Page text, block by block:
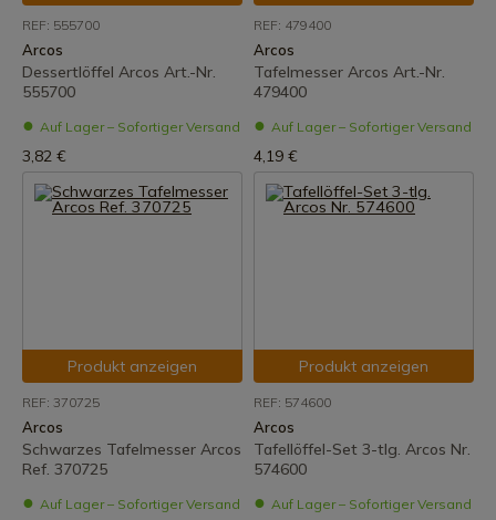
REF: 555700
Arcos
Dessertlöffel Arcos Art.-Nr.
555700
Auf Lager – Sofortiger Versand
3,82 €
REF: 479400
Arcos
Tafelmesser Arcos Art.-Nr.
479400
Auf Lager – Sofortiger Versand
4,19 €
Produkt anzeigen
REF: 370725
Arcos
Schwarzes Tafelmesser Arcos
Ref. 370725
Auf Lager – Sofortiger Versand
Produkt anzeigen
REF: 574600
Arcos
Tafellöffel-Set 3-tlg. Arcos Nr.
574600
Auf Lager – Sofortiger Versand